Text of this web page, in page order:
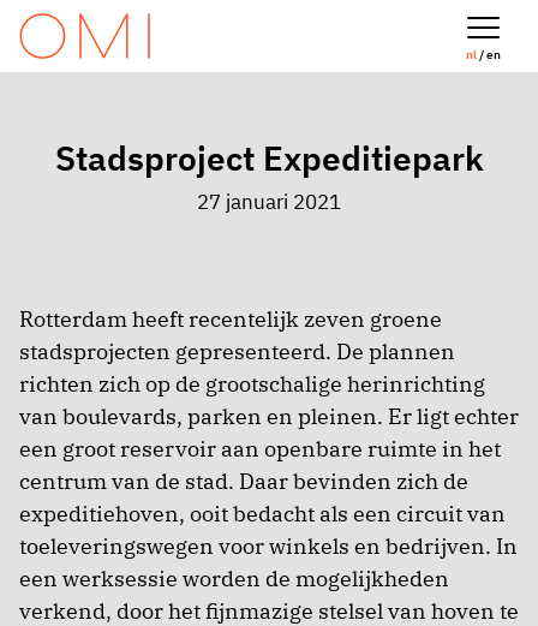
nl/ en
Stadsproject Expeditiepark
27 januari 2021
Rotterdam heeft recentelijk zeven groene
stadsprojecten gepresenteerd. De plannen
richten zich op de grootschalige herinrichting
van boulevards, parken en pleinen. Er ligt echter
een groot reservoir aan openbare ruimte in het
centrum van de stad. Daar bevinden zich de
expeditiehoven, ooit bedacht als een circuit van
toeleveringswegen voor winkels en bedrijven. In
een werksessie worden de mogelijkheden
verkend, door het fijnmazige stelsel van hoven te